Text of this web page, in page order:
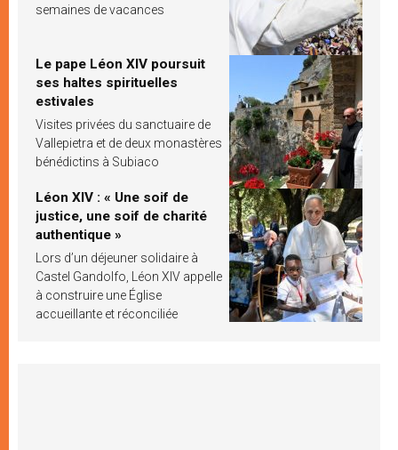
semaines de vacances
Le pape Léon XIV poursuit
ses haltes spirituelles
estivales
Visites privées du sanctuaire de
Vallepietra et de deux monastères
bénédictins à Subiaco
Léon XIV : « Une soif de
justice, une soif de charité
authentique »
Lors d’un déjeuner solidaire à
Castel Gandolfo, Léon XIV appelle
à construire une Église
accueillante et réconciliée